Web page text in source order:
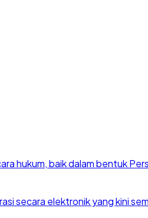
hukum, baik dalam bentuk
secara elektronik yang kini